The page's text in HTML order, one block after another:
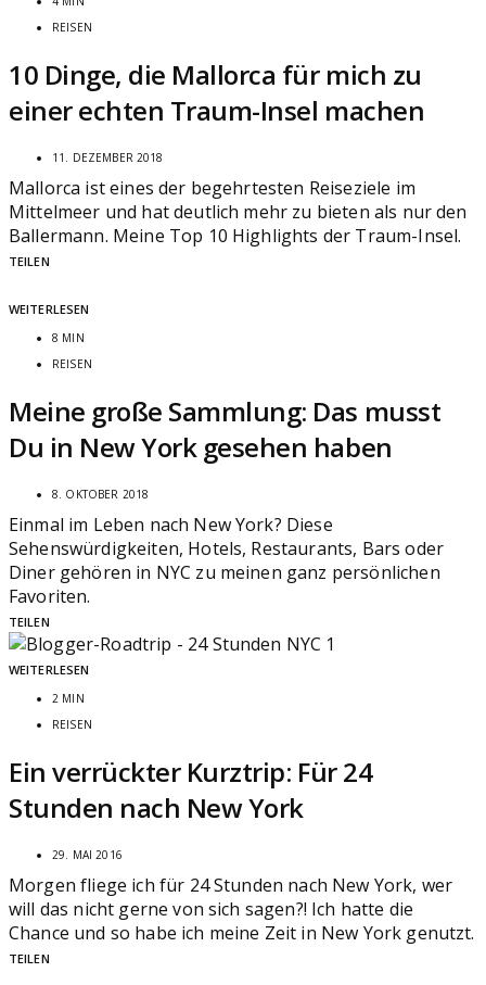
REISEN
10 Dinge, die Mallorca für mich zu
einer echten Traum-Insel machen
11. DEZEMBER 2018
Mallorca ist eines der begehrtesten Reiseziele im
Mittelmeer und hat deutlich mehr zu bieten als nur den
Ballermann. Meine Top 10 Highlights der Traum-Insel.
TEILEN
WEITERLESEN
8 MIN
REISEN
Meine große Sammlung: Das musst
Du in New York gesehen haben
8. OKTOBER 2018
Einmal im Leben nach New York? Diese
Sehenswürdigkeiten, Hotels, Restaurants, Bars oder
Diner gehören in NYC zu meinen ganz persönlichen
Favoriten.
TEILEN
WEITERLESEN
2 MIN
REISEN
Ein verrückter Kurztrip: Für 24
Stunden nach New York
29. MAI 2016
Morgen fliege ich für 24 Stunden nach New York, wer
will das nicht gerne von sich sagen?! Ich hatte die
Chance und so habe ich meine Zeit in New York genutzt.
TEILEN